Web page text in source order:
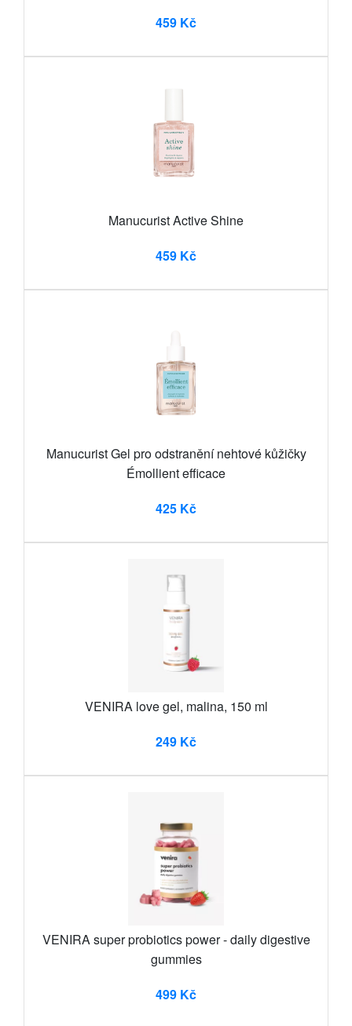
459 Kč
Manucurist Active Shine
459 Kč
Manucurist Gel pro odstranění nehtové kůžičky
Émollient efficace
425 Kč
VENIRA love gel, malina, 150 ml
249 Kč
VENIRA super probiotics power - daily digestive
gummies
499 Kč